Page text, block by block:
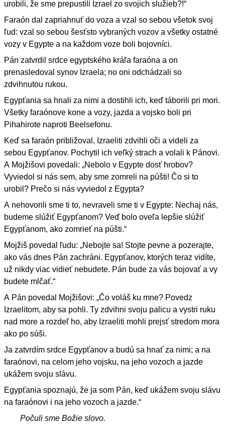
urobili, že sme prepustili Izrael zo svojich služieb?!“
Faraón dal zapriahnuť do voza a vzal so sebou všetok svoj
ľud: vzal so sebou šesťsto vybraných vozov a všetky ostatné
vozy v Egypte a na každom voze boli bojovníci.
Pán zatvrdil srdce egyptského kráľa faraóna a on
prenasledoval synov Izraela; no oni odchádzali so
zdvihnutou rukou.
Egypťania sa hnali za nimi a dostihli ich, keď táborili pri mori.
Všetky faraónove kone a vozy, jazda a vojsko boli pri
Pihahirote naproti Beelsefonu.
Keď sa faraón približoval, Izraeliti zdvihli oči a videli za
sebou Egypťanov. Pochytil ich veľký strach a volali k Pánovi.
A Mojžišovi povedali: „Nebolo v Egypte dosť hrobov?
Vyviedol si nás sem, aby sme zomreli na púšti! Čo si to
urobil? Prečo si nás vyviedol z Egypta?
A nehovorili sme ti to, nevraveli sme ti v Egypte: Nechaj nás,
budeme slúžiť Egypťanom? Veď bolo oveľa lepšie slúžiť
Egypťanom, ako zomrieť na púšti.“
Mojžiš povedal ľudu: „Nebojte sa! Stojte pevne a pozerajte,
ako vás dnes Pán zachráni. Egypťanov, ktorých teraz vidíte,
už nikdy viac vidieť nebudete. Pán bude za vás bojovať a vy
budete mlčať.“
A Pán povedal Mojžišovi: „Čo voláš ku mne? Povedz
Izraelitom, aby sa pohli. Ty zdvihni svoju palicu a vystri ruku
nad more a rozdeľ ho, aby Izraeliti mohli prejsť stredom mora
ako po súši.
Ja zatvrdím srdce Egypťanov a budú sa hnať za nimi; a na
faraónovi, na celom jeho vojsku, na jeho vozoch a jazde
ukážem svoju slávu.
Egypťania spoznajú, že ja som Pán, keď ukážem svoju slávu
na faraónovi i na jeho vozoch a jazde.“
Počuli sme Božie slovo.